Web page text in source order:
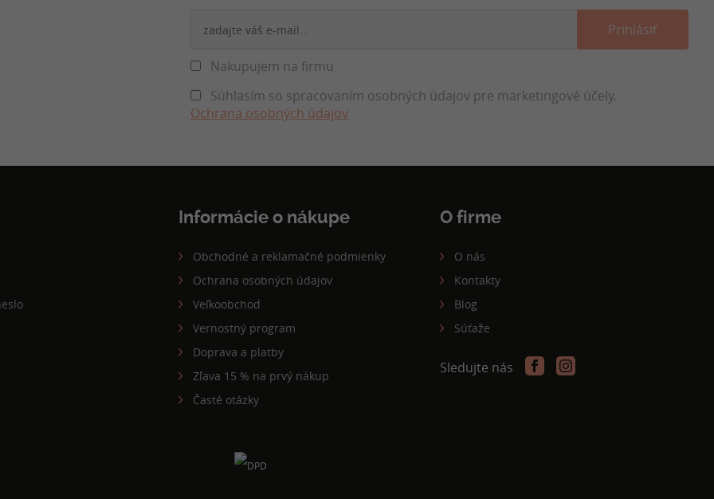
Nakupujem na firmu
Súhlasím so spracovaním osobných údajov pre marketingové účely.
Ochrana osobných údajov
Informácie o nákupe
Obchodné a reklamačné podmienky
Ochrana osobných údajov
Veľkoobchod
Vernostný program
Doprava a platby
Zľava 15 % na prvý nákup
Časté otázky
O firme
O nás
Kontakty
Blog
Súťaže
Sledujte nás